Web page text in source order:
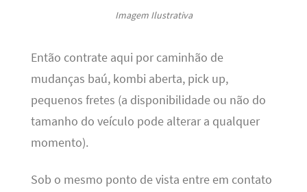
Imagem Ilustrativa
Então contrate aqui por caminhão de
mudanças baú, kombi aberta, pick up,
pequenos fretes (a disponibilidade ou não do
tamanho do veículo pode alterar a qualquer
momento).
Sob o mesmo ponto de vista entre em contato